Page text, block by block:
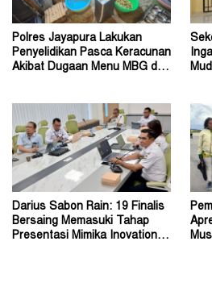
Polres Jayapura Lakukan
Penyelidikan Pasca Keracunan
Akibat Dugaan Menu MBG di
Darius Sabon Rain: 19 Finalis
Bersaing Memasuki Tahap
Presentasi Mimika Inovation